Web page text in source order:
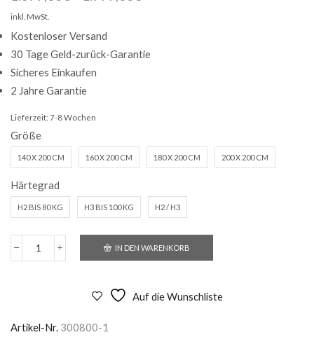
inkl. MwSt.
Kostenloser Versand
30 Tage Geld-zurück-Garantie
Sicheres Einkaufen
2 Jahre Garantie
Lieferzeit: 7-8 Wochen
Größe
140 X 200 CM 160 X 200 CM 180 X 200 CM 200 X 200 CM
Härtegrad
H2 BIS 80 KG H3 BIS 100 KG H2 / H3
Boxspringbett
IN DEN WARENKORB
Auf die Wunschliste
Artikel-Nr. 300800-1